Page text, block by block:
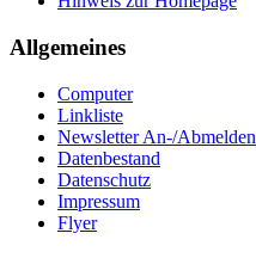
Allgemeines
Computer
Linkliste
Newsletter An-/Abmelden
Datenbestand
Datenschutz
Impressum
Flyer